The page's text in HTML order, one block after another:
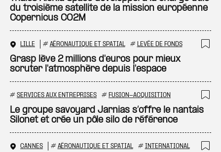
du troisième satellite de la mission européenne
Copernicus CO2M
LILLE # AÉRONAUTIQUE ET SPATIAL # LEVÉE DE FONDS
Grasp lève 2 millions d'euros pour mieux
scruter l'atmosphère depuis l'espace
# SERVICES AUX ENTREPRISES # FUSION-ACQUISITION
Le groupe savoyard Jarnias s’offre le nantais
Silonet et crée un pôle silo de référence
CANNES # AÉRONAUTIQUE ET SPATIAL # INTERNATIONAL